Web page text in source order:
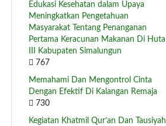
Edukasi Kesehatan dalam Upaya
Meningkatkan Pengetahuan
Masyarakat Tentang Penanganan
Pertama Keracunan Makanan Di Huta
III Kabupaten Simalungun
767
Memahami Dan Mengontrol Cinta
Dengan Efektif Di Kalangan Remaja
730
Kegiatan Khatmil Qur’an Dan Tausiyah